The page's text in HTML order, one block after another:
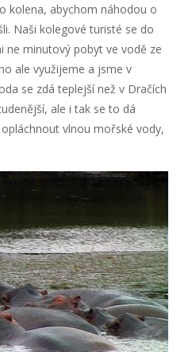
kolena, abychom náhodou o
Naši kolegové turisté se do
ne minutový pobyt ve vodě ze
ale využijeme a jsme v
se zdá teplejší než v Dračích
ale i tak se to dá
vlnou mořské vody,